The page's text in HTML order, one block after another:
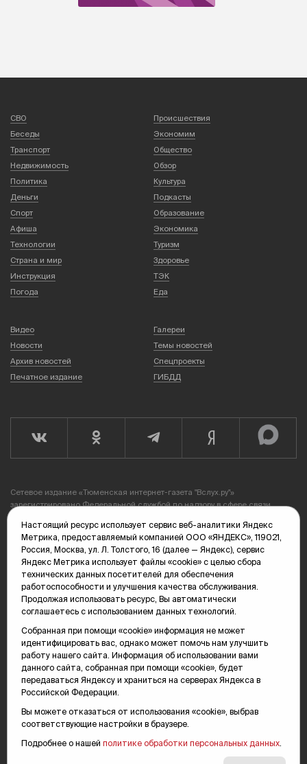
СВО
Происшествия
Беседы
Экономим
Транспорт
Общество
Недвижимость
Обзор
Политика
Культура
Деньги
Подкасты
Спорт
Образование
Афиша
Экономика
Технологии
Туризм
Страна и мир
Здоровье
Инструкция
ТЭК
Погода
Еда
Видео
Галереи
Новости
Темы новостей
Архив новостей
Спецпроекты
Печатное издание
ГИБДД
Сетевое издание «Тюменская интернет-газета "Вслух.ру"»
зарегистрировано Федеральной службой по надзору в сфере связи,
серия Эл №ФС77-78856 от 07.08.2020 г. Учредитель: Автономная
некоммерческая организация «Телерадиокомпания "Тюменское
время"».
Подпись «партнерская новость» в материалах означает, что информация
имеет рекламный характер.
Политика конфиденциальности
Редакция: 625035, Тюмень, пр. Геологоразведчиков, 28А
(3452) 68-89-05
edit@vsluh.ru
Главный редактор: Панкина Т.Ю.
По вопросам рекламы:
(3452) 68-89-78
Настоящий ресурс использует сервис веб-аналитики Яндекс
Метрика, предоставляемый компанией ООО «ЯНДЕКС», 119021,
Россия, Москва, ул. Л. Толстого, 16 (далее — Яндекс), сервис
Яндекс Метрика использует файлы «cookie» с целью сбора
технических данных посетителей для обеспечения
работоспособности и улучшения качества обслуживания.
Продолжая использовать ресурс, Вы автоматически
соглашаетесь с использованием данных технологий.
Собранная при помощи «cookie» информация не может
идентифицировать вас, однако может помочь нам улучшить
работу нашего сайта. Информация об использовании вами
данного сайта, собранная при помощи «cookie», будет
передаваться Яндексу и храниться на серверах Яндекса в
Российской Федерации.
Вы можете отказаться от использования «cookie», выбрав
соответствующие настройки в браузере.
Подробнее о нашей политике обработки персональных данных